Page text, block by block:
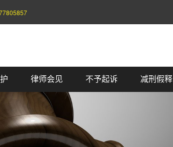
律师会见 不予起诉 减刑假释